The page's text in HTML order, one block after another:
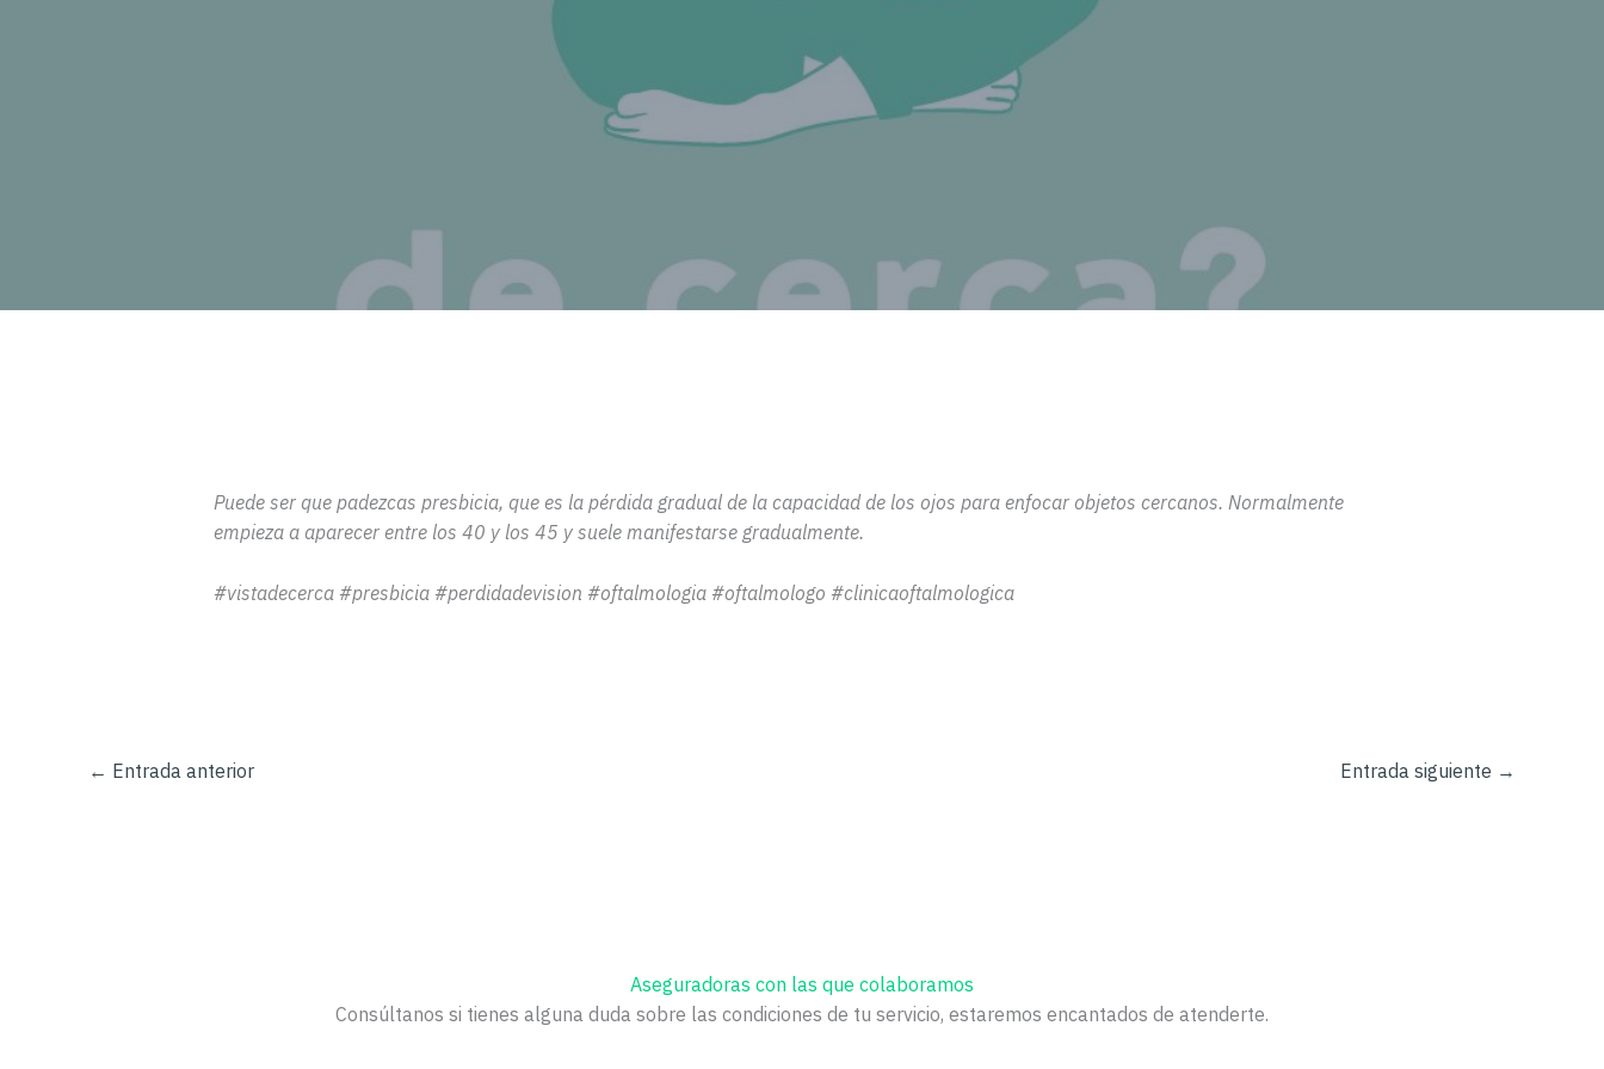
Puede ser que padezcas presbicia, que es la pérdida gradual de la capacidad de los ojos para enfocar objetos cercanos. Normalmente
empieza a aparecer entre los 40 y los 45 y suele manifestarse gradualmente.
#vistadecerca #presbicia #perdidadevision #oftalmologia #oftalmologo #clinicaoftalmologica
← Entrada anterior Entrada siguiente →
Aseguradoras con las que colaboramos
Consúltanos si tienes alguna duda sobre las condiciones de tu servicio, estaremos encantados de atenderte.